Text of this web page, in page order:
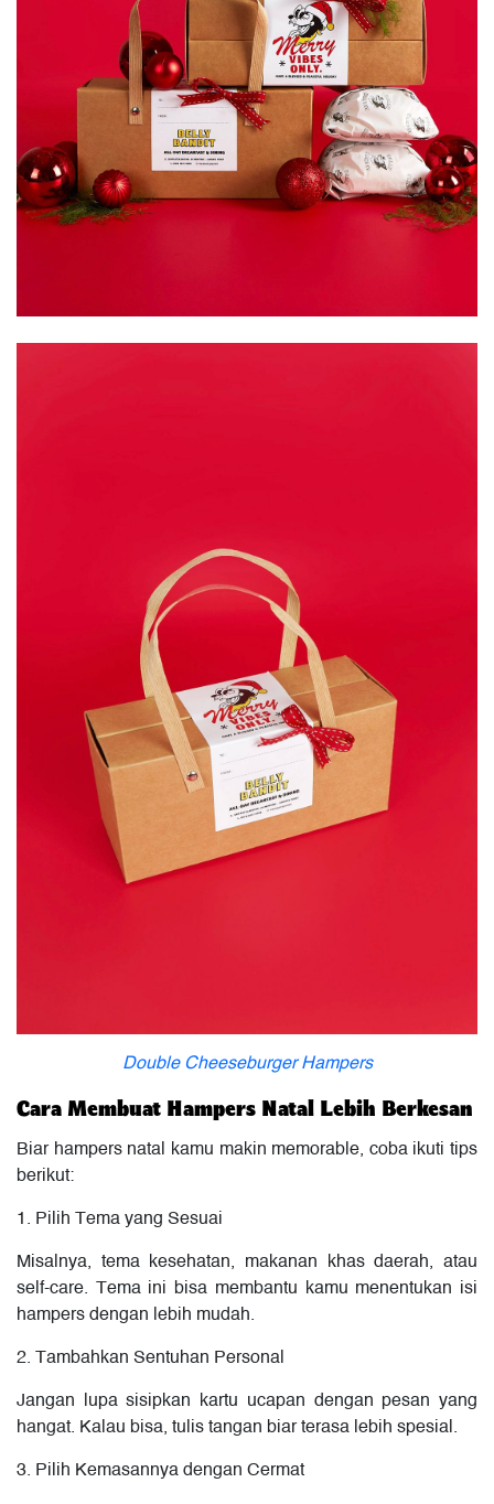
Double Cheeseburger Hampers
Cara Membuat Hampers Natal Lebih Berkesan
Biar hampers natal kamu makin memorable, coba ikuti tips
berikut:
1. Pilih Tema yang Sesuai
Misalnya, tema kesehatan, makanan khas daerah, atau
self-care. Tema ini bisa membantu kamu menentukan isi
hampers dengan lebih mudah.
2. Tambahkan Sentuhan Personal
Jangan lupa sisipkan kartu ucapan dengan pesan yang
hangat. Kalau bisa, tulis tangan biar terasa lebih spesial.
3. Pilih Kemasannya dengan Cermat